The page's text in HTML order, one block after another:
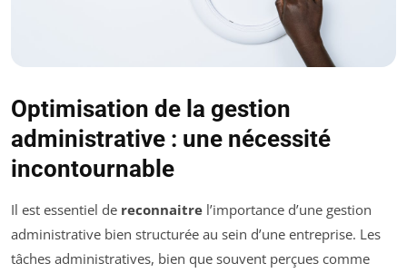
Optimisation de la gestion
administrative : une nécessité
incontournable
Il est essentiel de reconnaitre l’importance d’une gestion
administrative bien structurée au sein d’une entreprise. Les
tâches administratives, bien que souvent perçues comme